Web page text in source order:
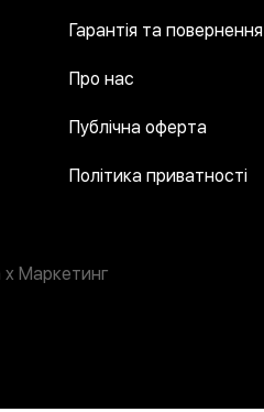
Гарантія та повернення
Про нас
Публічна оферта
Політика приватності
x Маркетинг